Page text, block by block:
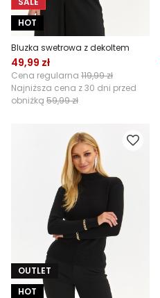
HOT
Bluzka swetrowa z dekoltem
49,99 zł
Cena regularna 119,99 zł
Najniższa cena z 30 dni przed
obniżką 59,99 zł
OUTLET
HOT